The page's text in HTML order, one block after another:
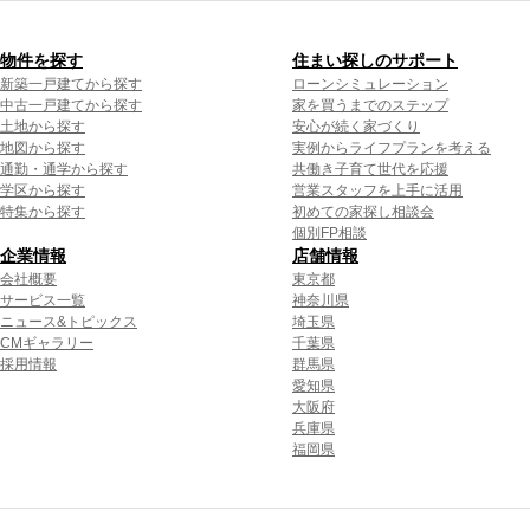
物件を探す
新築一戸建てから探す
中古一戸建てから探す
土地から探す
地図から探す
通勤・通学から探す
学区から探す
特集から探す
住まい探しのサポート
ローンシミュレーション
家を買うまでのステップ
安心が続く家づくり
実例からライフプランを考える
共働き子育て世代を応援
営業スタッフを上手に活用
初めての家探し相談会
個別FP相談
企業情報
会社概要
サービス一覧
ニュース&トピックス
CMギャラリー
採用情報
店舗情報
東京都
神奈川県
埼玉県
千葉県
群馬県
愛知県
大阪府
兵庫県
福岡県